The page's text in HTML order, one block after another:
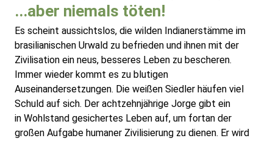
...aber niemals töten!
Es scheint aussichtslos, die wilden Indianerstämme im
brasilianischen Urwald zu befrieden und ihnen mit der
Zivilisation ein neus, besseres Leben zu bescheren.
Immer wieder kommt es zu blutigen
Auseinandersetzungen. Die weißen Siedler häufen viel
Schuld auf sich. Der achtzehnjährige Jorge gibt ein
in Wohlstand gesichertes Leben auf, um fortan der
großen Aufgabe humaner Zivilisierung zu dienen. Er wird